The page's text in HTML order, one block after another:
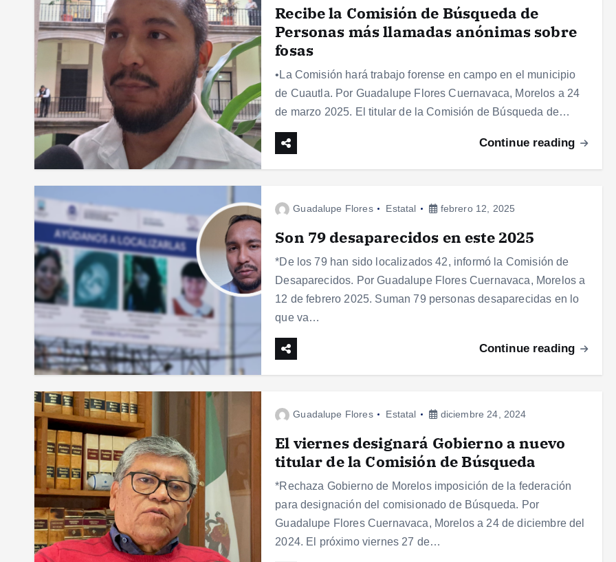
Recibe la Comisión de Búsqueda de
Personas más llamadas anónimas sobre
fosas
•La Comisión hará trabajo forense en campo en el municipio
de Cuautla. Por Guadalupe Flores Cuernavaca, Morelos a 24
de marzo 2025. El titular de la Comisión de Búsqueda de…
Continue reading
Guadalupe Flores Estatal febrero 12, 2025
Son 79 desaparecidos en este 2025
*De los 79 han sido localizados 42, informó la Comisión de
Desaparecidos. Por Guadalupe Flores Cuernavaca, Morelos a
12 de febrero 2025. Suman 79 personas desaparecidas en lo
que va…
Continue reading
Guadalupe Flores Estatal diciembre 24, 2024
El viernes designará Gobierno a nuevo
titular de la Comisión de Búsqueda
*Rechaza Gobierno de Morelos imposición de la federación
para designación del comisionado de Búsqueda. Por
Guadalupe Flores Cuernavaca, Morelos a 24 de diciembre del
2024. El próximo viernes 27 de…